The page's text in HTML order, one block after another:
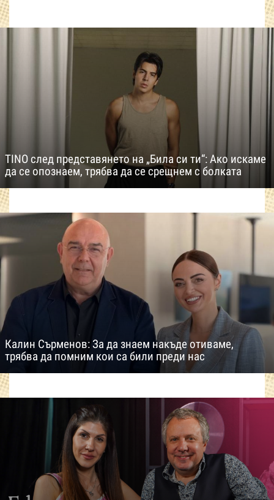
TINO след представянето на „Била си ти“: Ако искаме
да се опознаем, трябва да се срещнем с болката
Калин Сърменов: За да знаем накъде отиваме,
трябва да помним кои са били преди нас